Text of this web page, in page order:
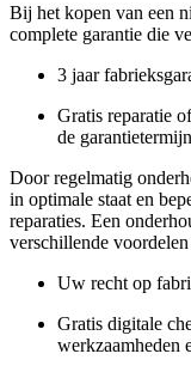
Bij het kopen van een
complete garantie die
3 jaar
Gratis reparatie
de garantietermijn
Door regelmatig
in optimale staat en
reparaties. Een
verschillende
Uw recht op
Gratis digitale
werkzaamheden